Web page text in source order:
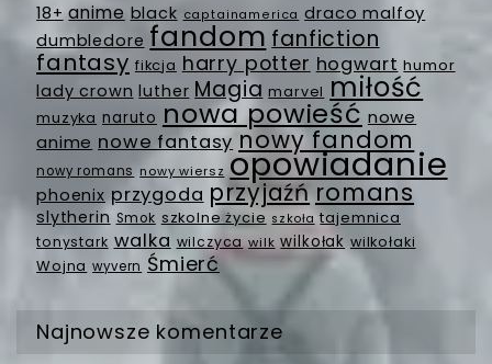
18+ anime black captainamerica draco malfoy
dumbledore fandom fanfiction
fantasy fikcja harry potter hogwart humor
lady crown luther Magia marvel miłość
muzyka naruto nowa powieść nowe
anime nowe fantasy nowy fandom
nowy romans nowy wiersz opowiadanie
phoenix przygoda przyjaźń romans
slytherin Smok szkolne życie szkoła tajemnica
tonystark walka wilczyca wilk wilkołak wilkołaki
Wojna wyvern Śmierć
Najnowsze komentarze